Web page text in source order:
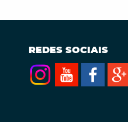
REDES SOCIAIS